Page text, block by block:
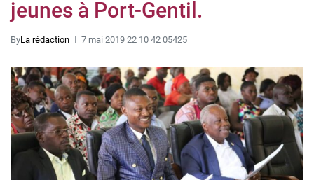
jeunes à Port-Gentil.
ByLa rédaction 7 mai 2019 22 10 42 05425